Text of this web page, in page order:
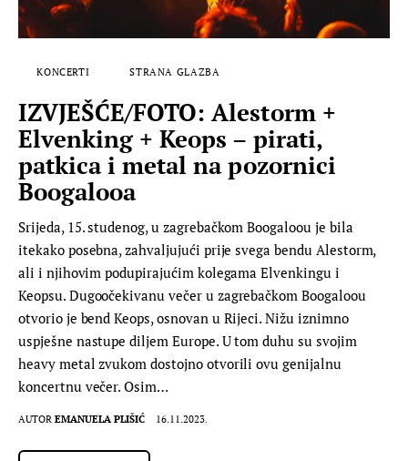
KONCERTI STRANA GLAZBA
IZVJEŠĆE/FOTO: Alestorm +
Elvenking + Keops – pirati,
patkica i metal na pozornici
Boogalooa
Srijeda, 15. studenog, u zagrebačkom Boogaloou je bila
itekako posebna, zahvaljujući prije svega bendu Alestorm,
ali i njihovim podupirajućim kolegama Elvenkingu i
Keopsu. Dugoočekivanu večer u zagrebačkom Boogaloou
otvorio je bend Keops, osnovan u Rijeci. Nižu iznimno
uspješne nastupe diljem Europe. U tom duhu su svojim
heavy metal zvukom dostojno otvorili ovu genijalnu
koncertnu večer. Osim…
AUTOR EMANUELA PLIŠIĆ 16.11.2023.